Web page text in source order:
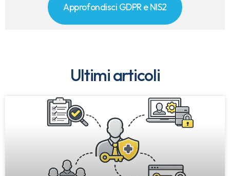
Approfondisci GDPR e NIS2
Ultimi articoli